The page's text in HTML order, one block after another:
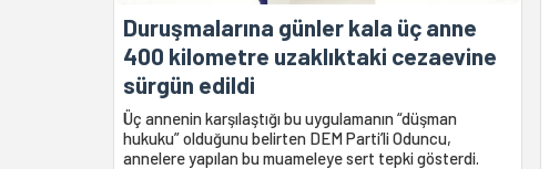
Duruşmalarına günler kala üç anne
400 kilometre uzaklıktaki cezaevine
sürgün edildi
Üç annenin karşılaştığı bu uygulamanın “düşman
hukuku” olduğunu belirten DEM Parti’li Oduncu,
annelere yapılan bu muameleye sert tepki gösterdi.